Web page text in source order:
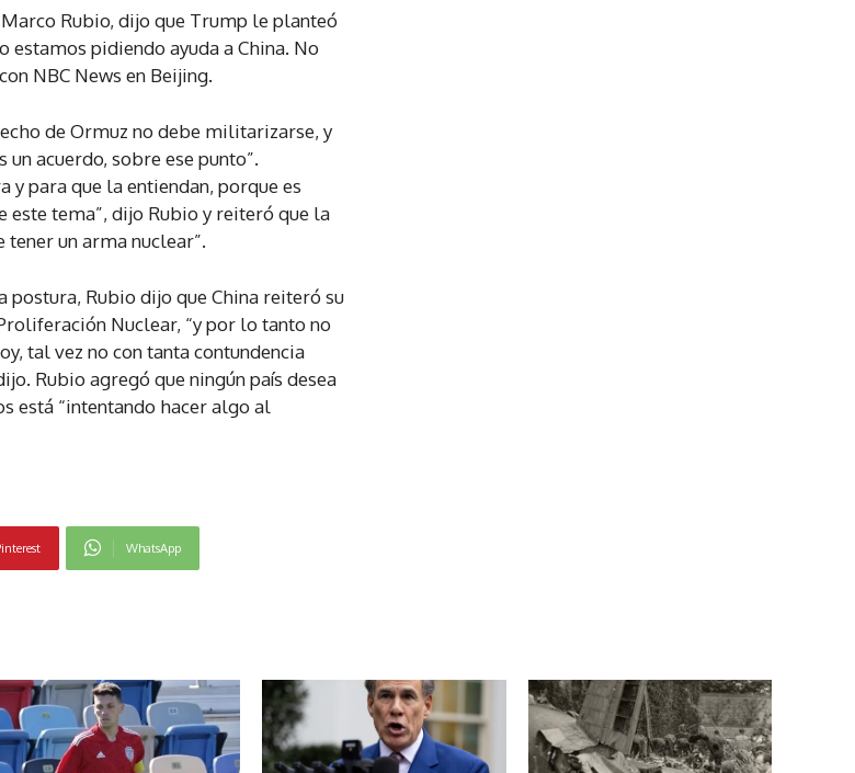
Rubio, dijo que Trump le planteó
estamos pidiendo ayuda a China. No
NBC News en Beijing.
de Ormuz no debe militarizarse, y
acuerdo, sobre ese punto”.
y para que la entiendan, porque es
tema”, dijo Rubio y reiteró que la
tener un arma nuclear”.
postura, Rubio dijo que China reiteró su
Nuclear, “y por lo tanto no
tal vez no con tanta contundencia
Rubio agregó que ningún país desea
está “intentando hacer algo al
WhatsApp